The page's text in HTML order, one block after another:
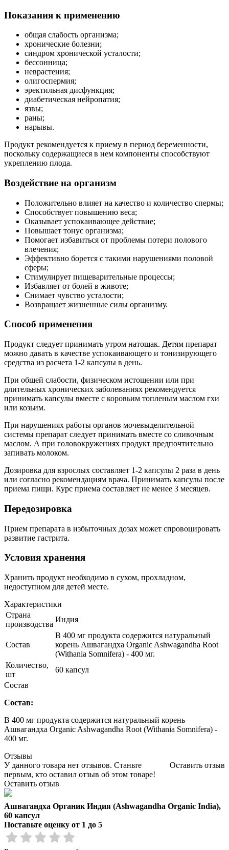
Показания к применению
общая слабость организма;
хронические болезни;
синдром хронической усталости;
бессонница;
неврастения;
олигоспермия;
эректильная дисфункция;
диабетическая нейропатия;
язвы;
раны;
нарывы.
Продукт рекомендуется к приему в период беременности,
поскольку содержащиеся в нем компоненты способствуют
укреплению плода.
Воздействие на организм
Положительно влияет на качество и количество спермы;
Способствует повышению веса;
Оказывает успокаивающее действие;
Повышает тонус организма;
Помогает избавиться от проблемы потери полового
влечения;
Эффективно борется с такими нарушениями половой
сферы;
Стимулирует пищеварительные процессы;
Избавляет от болей в животе;
Снимает чувство усталости;
Возвращает жизненные силы организму.
Способ применения
Продукт следует принимать утром натощак. Детям препарат
можно давать в качестве успокаивающего и тонизирующего
средства из расчета 1-2 капсулы в день.
При общей слабости, физическом истощении или при
длительных хронических заболеваниях рекомендуется
принимать капсулы вместе с коровьим топленым маслом гхи
или козьим.
При нарушениях работы органов мочевыделительной
системы препарат следует принимать вместе со сливочным
маслом. А при головокружениях продукт предпочтительно
запивать молоком.
Дозировка для взрослых составляет 1-2 капсулы 2 раза в день
или согласно рекомендациям врача. Принимать капсулы после
приема пищи. Курс приема составляет не менее 3 месяцев.
Передозировка
Прием препарата в избыточных дозах может спровоцировать
развитие гастрита.
Условия хранения
Хранить продукт необходимо в сухом, прохладном,
недоступном для детей месте.
Характеристики
Страна
производства
Индия
Состав
В 400 мг продукта содержится натуральный
корень Ашвагандха Organic Ashwagandha Root
(Withania Somnifera) - 400 мг.
Количество,
шт
60 капсул
Состав
Состав:
В 400 мг продукта содержится натуральный корень
Ашвагандха Organic Ashwagandha Root (Withania Somnifera) -
400 мг.
Отзывы
Оставить отзыв
У данного товара нет отзывов. Станьте
первым, кто оставил отзыв об этом товаре!
Оставить отзыв
Ашвагандха Органик Индия (Ashwagandha Organic India),
60 капсул
Поставьте оценку от 1 до 5